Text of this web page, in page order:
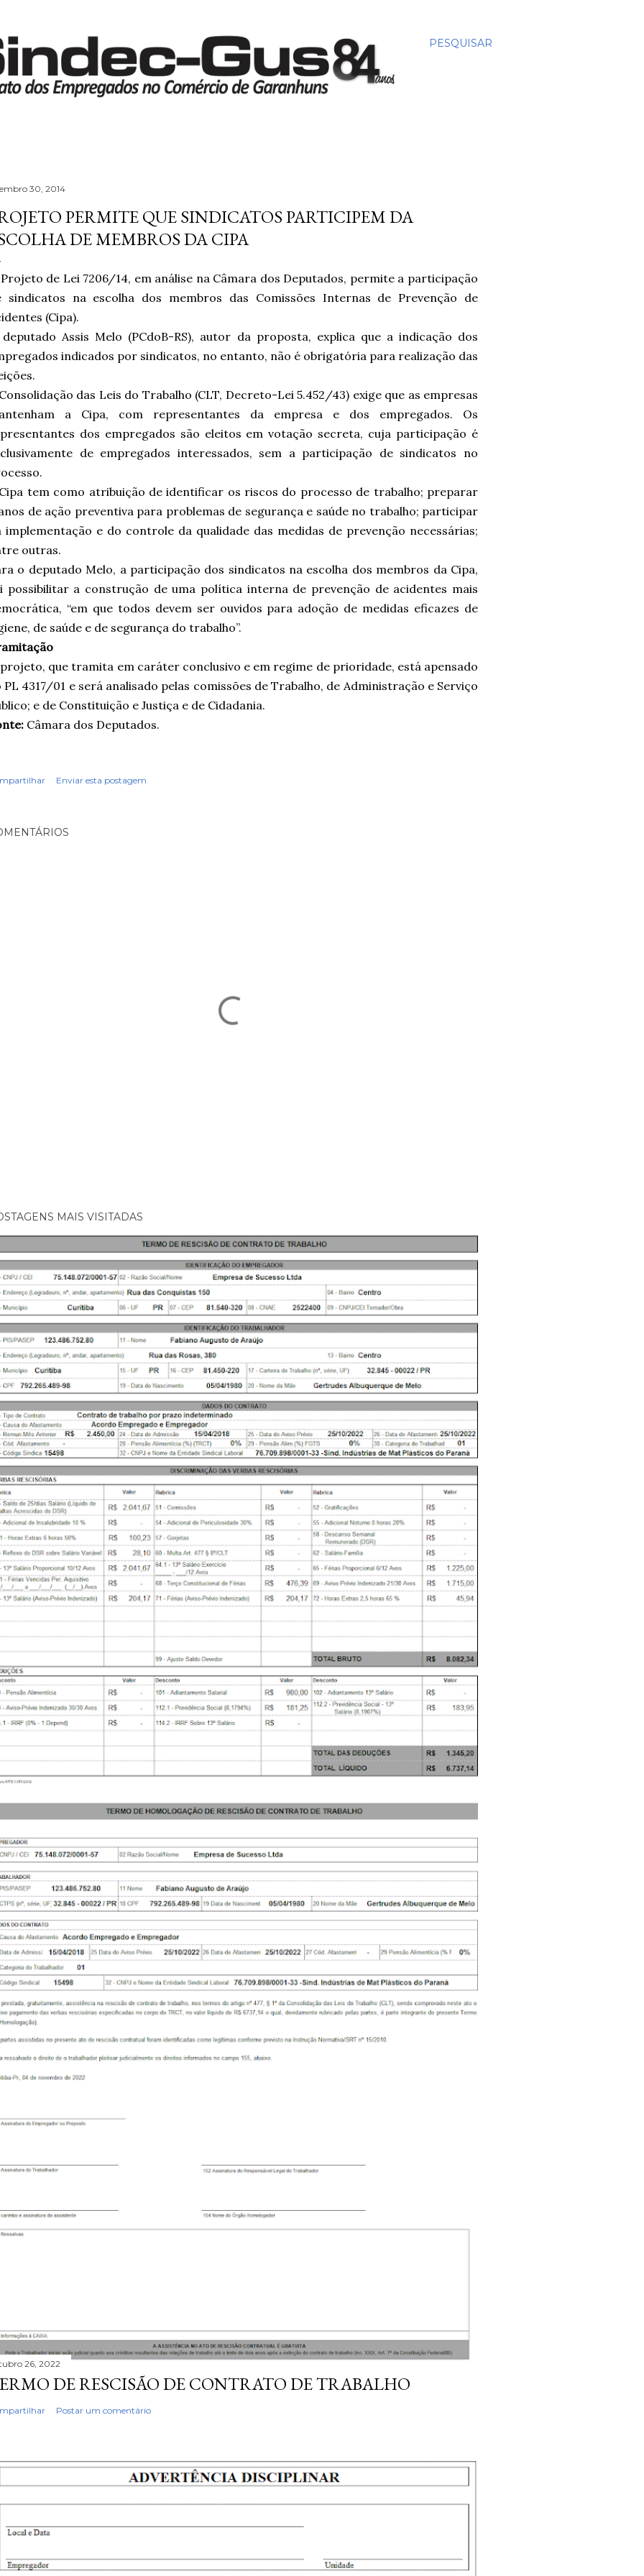
PESQUISAR
30, 2014
PERMITE QUE SINDICATOS PARTICIPEM DA
DE MEMBROS DA CIPA
de Lei 7206/14, em análise na Câmara dos Deputados, permite a participação
sindicatos na escolha dos membros das Comissões Internas de Prevenção de
(Cipa).
Assis Melo (PCdoB-RS), autor da proposta, explica que a indicação dos
indicados por sindicatos, no entanto, não é obrigatória para realização das
das Leis do Trabalho (CLT, Decreto-Lei 5.452/43) exige que as empresas
a Cipa, com representantes da empresa e dos empregados. Os
dos empregados são eleitos em votação secreta, cuja participação é
de empregados interessados, sem a participação de sindicatos no
tem como atribuição de identificar os riscos do processo de trabalho; preparar
de ação preventiva para problemas de segurança e saúde no trabalho; participar
implementação e do controle da qualidade das medidas de prevenção necessárias;
outras.
o deputado Melo, a participação dos sindicatos na escolha dos membros da Cipa,
possibilitar a construção de uma política interna de prevenção de acidentes mais
“em que todos devem ser ouvidos para adoção de medidas eficazes de
de saúde e de segurança do trabalho”.
que tramita em caráter conclusivo e em regime de prioridade, está apensado
PL 4317/01 e será analisado pelas comissões de Trabalho, de Administração e Serviço
e de Constituição e Justiça e de Cidadania.
Câmara dos Deputados.
Enviar esta postagem
MAIS VISITADAS
26, 2022
DE RESCISÃO DE CONTRATO DE TRABALHO
Postar um comentário